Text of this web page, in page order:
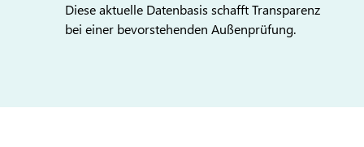
Diese aktuelle Datenbasis schafft Transparenz
bei einer bevorstehenden Außenprüfung.